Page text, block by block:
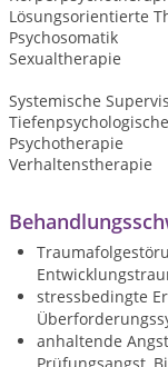
Lösungsorientierte
Psychosomatik
Sexualtherapie
Systemische
Tiefenpsychologische
Psychotherapie
Verhaltenstherapie
stressbedingte
anhaltende